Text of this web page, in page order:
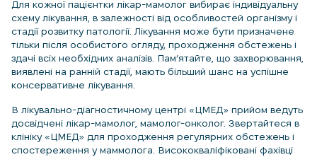
Для кожної пацієнтки лікар-мамолог вибирає індивідуальну
схему лікування, в залежності від особливостей організму і
стадії розвитку патології. Лікування може бути призначене
тільки після особистого огляду, проходження обстежень і
здачі всіх необхідних аналізів. Пам’ятайте, що захворювання,
виявлені на ранній стадії, мають більший шанс на успішне
консервативне лікування.
В лікувально-діагностичному центрі «ЦМЕД» прийом ведуть
досвідчені лікар-мамолог, мамолог-онколог. Звертайтеся в
клініку «ЦМЕД» для проходження регулярних обстежень і
спостереження у маммолога. Висококваліфіковані фахівці